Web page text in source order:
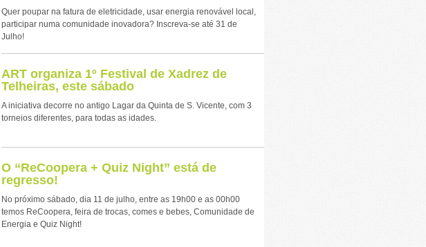
Quer poupar na fatura de eletricidade, usar energia renovável local,
participar numa comunidade inovadora? Inscreva-se até 31 de
Julho!
ART organiza 1º Festival de Xadrez de
Telheiras, este sábado
A iniciativa decorre no antigo Lagar da Quinta de S. Vicente, com 3
torneios diferentes, para todas as idades.
O “ReCoopera + Quiz Night” está de
regresso!
No próximo sábado, dia 11 de julho, entre as 19h00 e as 00h00
temos ReCoopera, feira de trocas, comes e bebes, Comunidade de
Energia e Quiz Night!